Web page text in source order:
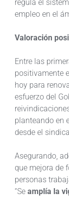
regula el
empleo en el
Valoración
Entre las
positivamente
hoy para
esfuerzo del
planteando en
desde el
Asegurando,
que mejora de
personas
“Se amplía la